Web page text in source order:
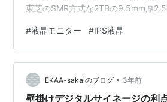
東芝のSMR方式な2TBの9.5mm厚
高速で扱いやすいADATA製スライド
モリー ・CDやDVDをダブルカセッ
ーしたいと言われたので。 前に納入
で、今回は液晶を新調する事にしま
メジャ…
#液晶モニター #IPS液晶
EKAA-sakaiのブログ • 3年前
壁掛けデジタルサイネージの利